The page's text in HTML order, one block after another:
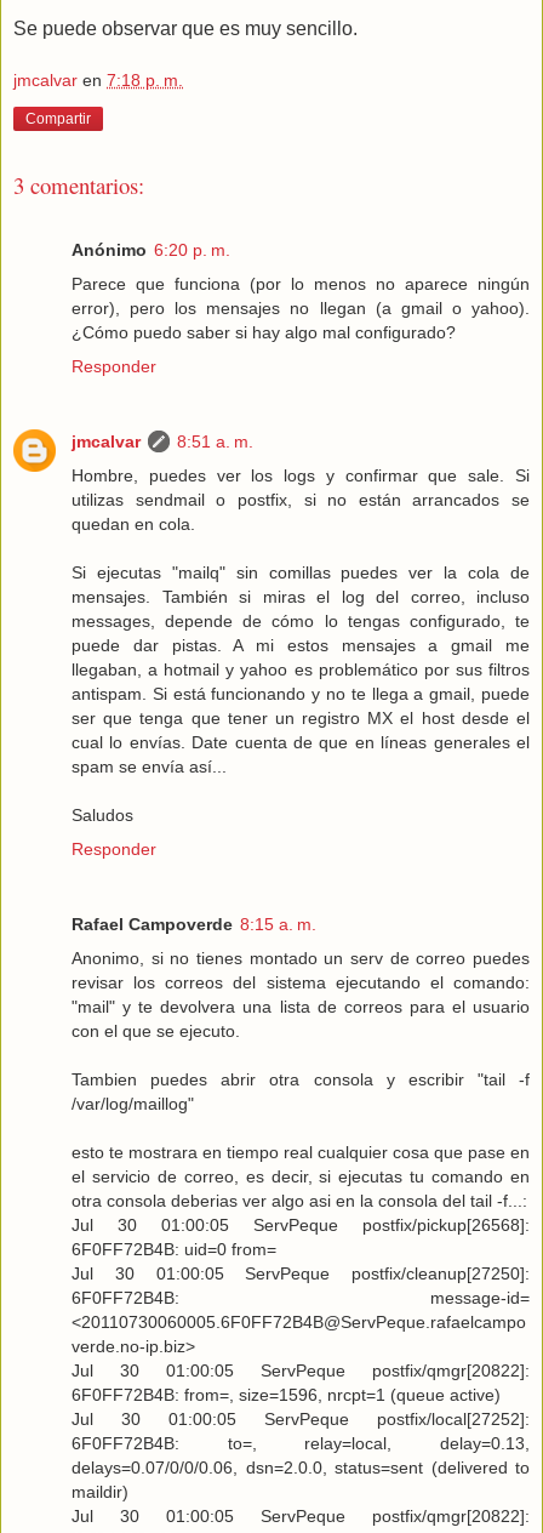
Se puede observar que es muy sencillo.
jmcalvar en 7:18 p. m.
Compartir
3 comentarios:
Anónimo 6:20 p. m.
Parece que funciona (por lo menos no aparece ningún
error), pero los mensajes no llegan (a gmail o yahoo).
¿Cómo puedo saber si hay algo mal configurado?
Responder
jmcalvar
8:51 a. m.
Hombre, puedes ver los logs y confirmar que sale. Si
utilizas sendmail o postfix, si no están arrancados se
quedan en cola.
Si ejecutas "mailq" sin comillas puedes ver la cola de
mensajes. También si miras el log del correo, incluso
messages, depende de cómo lo tengas configurado, te
puede dar pistas. A mi estos mensajes a gmail me
llegaban, a hotmail y yahoo es problemático por sus filtros
antispam. Si está funcionando y no te llega a gmail, puede
ser que tenga que tener un registro MX el host desde el
cual lo envías. Date cuenta de que en líneas generales el
spam se envía así...
Saludos
Responder
Rafael Campoverde 8:15 a. m.
Anonimo, si no tienes montado un serv de correo puedes
revisar los correos del sistema ejecutando el comando:
"mail" y te devolvera una lista de correos para el usuario
con el que se ejecuto.
Tambien puedes abrir otra consola y escribir "tail -f
/var/log/maillog"
esto te mostrara en tiempo real cualquier cosa que pase en
el servicio de correo, es decir, si ejecutas tu comando en
otra consola deberias ver algo asi en la consola del tail -f...:
Jul 30 01:00:05 ServPeque postfix/pickup[26568]:
6F0FF72B4B: uid=0 from=
Jul 30 01:00:05 ServPeque postfix/cleanup[27250]:
6F0FF72B4B: message-id=
<20110730060005.6F0FF72B4B@ServPeque.rafaelcampo
verde.no-ip.biz>
Jul 30 01:00:05 ServPeque postfix/qmgr[20822]:
6F0FF72B4B: from=, size=1596, nrcpt=1 (queue active)
Jul 30 01:00:05 ServPeque postfix/local[27252]:
6F0FF72B4B: to=, relay=local, delay=0.13,
delays=0.07/0/0/0.06, dsn=2.0.0, status=sent (delivered to
maildir)
Jul 30 01:00:05 ServPeque postfix/qmgr[20822]: